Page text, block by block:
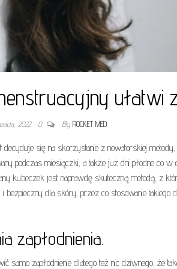
ułatwi
2022 0 By ROCKET MED
decyduje się na skorzystanie z nowatorskiej
podczas miesiączki, a także już dni płodne co w
kubeczek jest naprawdę skuteczną metodą, z
dla skóry, przez co stosowanie takiego
zapłodnienia.
samo zapłodnienie dlatego też nic dziwnego, że